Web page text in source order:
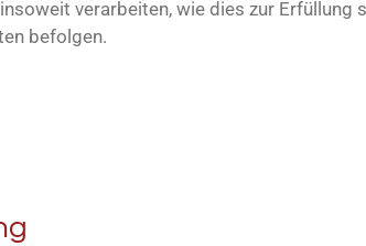
verarbeiten, wie dies zur
befolgen.